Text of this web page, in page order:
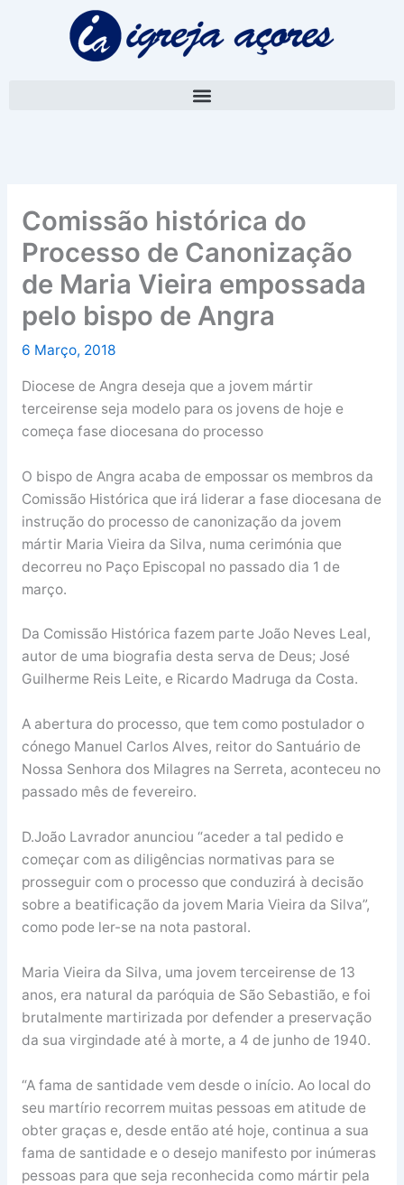
Comissão histórica do
Processo de Canonização
de Maria Vieira empossada
pelo bispo de Angra
6 Março, 2018
Diocese de Angra deseja que a jovem mártir
terceirense seja modelo para os jovens de hoje e
começa fase diocesana do processo
O bispo de Angra acaba de empossar os membros da
Comissão Histórica que irá liderar a fase diocesana de
instrução do processo de canonização da jovem
mártir Maria Vieira da Silva, numa cerimónia que
decorreu no Paço Episcopal no passado dia 1 de
março.
Da Comissão Histórica fazem parte João Neves Leal,
autor de uma biografia desta serva de Deus; José
Guilherme Reis Leite, e Ricardo Madruga da Costa.
A abertura do processo, que tem como postulador o
cónego Manuel Carlos Alves, reitor do Santuário de
Nossa Senhora dos Milagres na Serreta, aconteceu no
passado mês de fevereiro.
D.João Lavrador anunciou “aceder a tal pedido e
começar com as diligências normativas para se
prosseguir com o processo que conduzirá à decisão
sobre a beatificação da jovem Maria Vieira da Silva”,
como pode ler-se na nota pastoral.
Maria Vieira da Silva, uma jovem terceirense de 13
anos, era natural da paróquia de São Sebastião, e foi
brutalmente martirizada por defender a preservação
da sua virgindade até à morte, a 4 de junho de 1940.
“A fama de santidade vem desde o início. Ao local do
seu martírio recorrem muitas pessoas em atitude de
obter graças e, desde então até hoje, continua a sua
fama de santidade e o desejo manifesto por inúmeras
pessoas para que seja reconhecida como mártir pela